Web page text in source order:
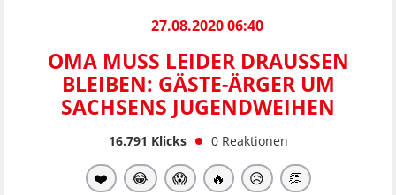
27.08.2020 06:40
OMA MUSS LEIDER DRAUSSEN B
LEIBEN: GÄSTE-ÄRGER UM S
ACHSENS JUGENDWEIHEN
16.791 Klicks 0 Reaktionen
❤️ 😂 😱 🔥 😥 👏